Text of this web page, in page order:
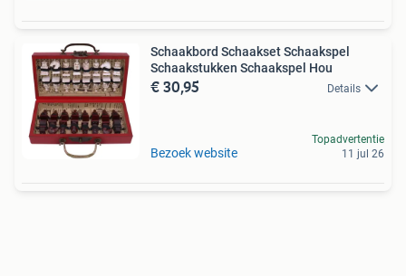
Schaakbord Schaakset Schaakspel
Schaakstukken Schaakspel Hou
€ 30,95 Details
Bezoek website
Topadvertentie
11 jul 26